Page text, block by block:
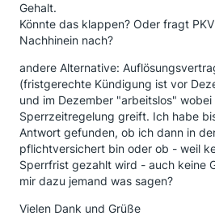
Gehalt.
Könnte das klappen? Oder fragt
Nachhinein nach?
andere Alternative:
(fristgerechte Kündigung ist vor
und im Dezember "arbeitslos"
Sperrzeitregelung greift. Ich habe
Antwort gefunden, ob ich dann in
pflichtversichert bin oder ob - weil
Sperrfrist gezahlt wird - auch keine
mir dazu jemand was sagen?
Vielen Dank und Grüße